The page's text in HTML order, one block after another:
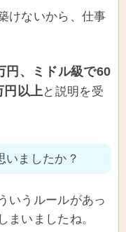
けないから、仕事
円、ミドル級で60
円以上 と説明を受
ましたか？
いうルールがあっ
まいましたね。